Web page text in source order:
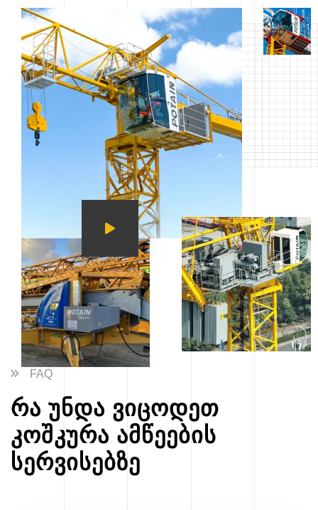
FAQ
რა უნდა ვიცოდეთ
კოშკურა ამწეების
სერვისებზე